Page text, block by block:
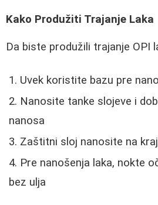
Kako Produžiti Trajanje Laka
Da biste produžili trajanje OPI
Uvek koristite bazu pre
Nanosite tanke slojeve i
nanosa
Zaštitni sloj nanosite na
Pre nanošenja laka, nokte
bez ulja